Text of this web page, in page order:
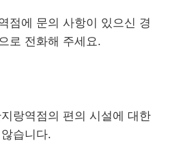
점에 문의 사항이 있으신 경
로 전화해 주세요.
랑역점의 편의 시설에 대한
습니다.